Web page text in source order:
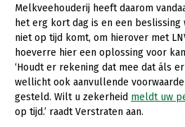
Sectoren
Dier
Biologische Landbouw
Geitenhouderij
Plant
Akkerbouw
Multifunctionele landbouw
Melkveehouderij heeft daarom
het erg kort dag is en een beslissing
niet op tijd komt, om hierover met
hoeverre hier een oplossing voor
‘Houdt er rekening dat mee dat áls
wellicht ook aanvullende
gesteld. Wilt u zekerheid meldt uw
op tijd.’ raadt Verstraten aan.